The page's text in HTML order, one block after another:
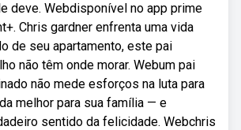
deve. Webdisponível no app prime
Chris gardner enfrenta uma vida
de seu apartamento, este pai
não têm onde morar. Webum pai
não mede esforços na luta para
melhor para sua família — e
sentido da felicidade. Webchris